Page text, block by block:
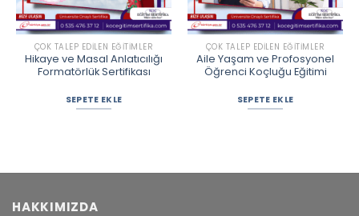
ÇOK TALEP EDILEN EĞITIMLER
Hikaye ve Masal Anlatıcılığı
Formatörlük Sertifikası
SEPETE EKLE
ÇOK TALEP EDILEN EĞITIMLER
Aile Yaşam ve Profosyonel
Öğrenci Koçluğu Eğitimi
SEPETE EKLE
HAKKIMIZDA